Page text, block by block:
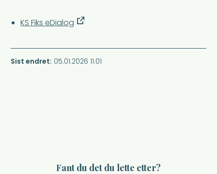
KS Fiks eDialog
Sist endret 05.01.2026 11.01
Fant du det du lette etter?